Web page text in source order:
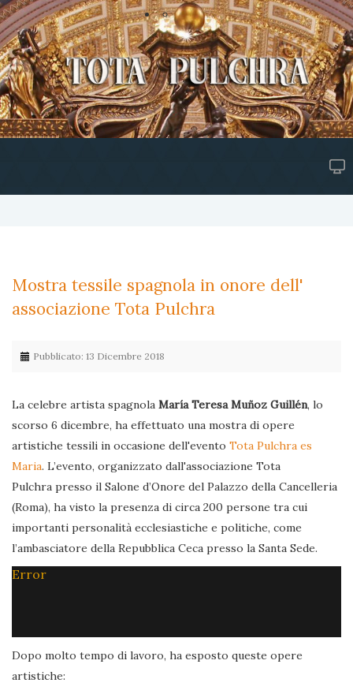
Mostra tessile spagnola in onore dell'
associazione Tota Pulchra
Pubblicato: 13 Dicembre 2018
La celebre artista spagnola María Teresa Muñoz Guillén, lo
scorso 6 dicembre, ha effettuato una mostra di opere
artistiche tessili in occasione dell'evento Tota Pulchra es
Maria. L’evento, organizzato dall'associazione Tota
Pulchra presso il Salone d’Onore del Palazzo della Cancelleria
(Roma), ha visto la presenza di circa 200 persone tra cui
importanti personalità ecclesiastiche e politiche, come
l’ambasciatore della Repubblica Ceca presso la Santa Sede.
Error
Dopo molto tempo di lavoro, ha esposto queste opere
artistiche: